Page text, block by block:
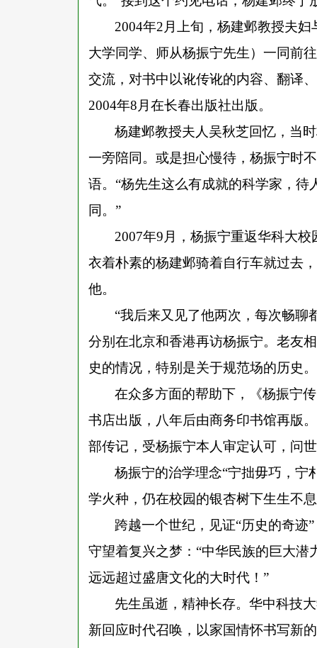
2004年2月上旬，杨建邺教授夫
大学同学、师从杨振宁先生）一同前
交流，对书中以讹传讹的内容、翻译
2004年8月在长春出版社出版。
杨建邺教授夫人吴秋芝回忆，当
一旁陪同。或是担心慢待，杨振宁时
语。“杨先生这么有成就的科学家，
同。”
2007年9月，杨振宁重返华科大
衣着朴素的杨建邺骑着自行车就过去
他。
“我后来又见了他两次，每次畅聊
分别在北京和香港再访杨振宁。老友
史的情况，特别是关于规范场的历史。
在众多方面的帮助下，《杨振宁
书店出版，八年后由商务印书馆再版
部传记，受杨振宁本人审定认可，问
杨振宁的治学理念“宁拙毋巧，宁
学火种，仍在校园的银杏树下生生不
跨越一个世纪，见证“历史的奇迹
守望着复兴之梦：“中华民族的巨大
远远超过盛唐文化的大时代！”
先生虽逝，精神长存。华中科技
新回应时代召唤，以家国情怀书写新